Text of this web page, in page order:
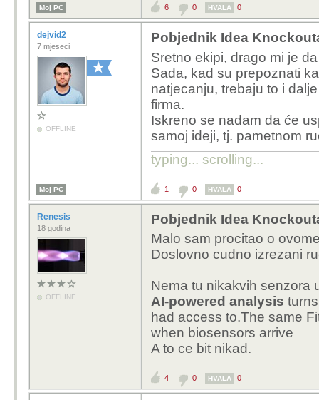
Moj PC 6 0 HVALA 0
dejvid2
7 mjeseci
OFFLINE
Pobjednik Idea
Sretno ekipi, drago mi je
Sada, kad su prepoznati
natjecanju, trebaju to i
firma.
Iskreno se nadam da će
samoj ideji, tj. pametnom
typing... scrolling...
Moj PC 1 0 HVALA 0
Renesis
18 godina
OFFLINE
Pobjednik Idea
Malo sam procitao o
Doslovno cudno izrezani
Nema tu nikakvih senzora
AI‑powered analysis
had access to.​The same
when biosensors arrive
A to ce bit nikad.
4 0 HVALA 0